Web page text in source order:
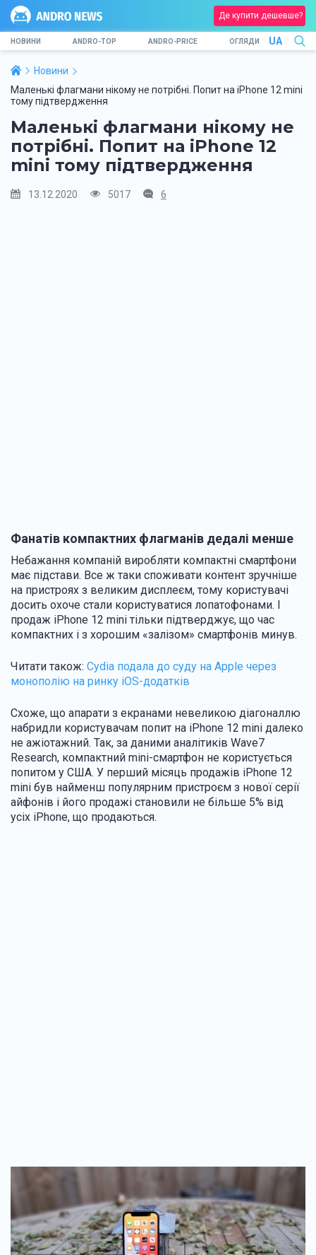
Де купити дешевше?
НОВИНИ ANDRO-TOP ANDRO-PRICE ОГЛЯДИ UA
Новини
Маленькі флагмани нікому не потрібні. Попит на iPhone 12 mini
тому підтвердження
Маленькі флагмани нікому не
потрібні. Попит на iPhone 12
mini тому підтвердження
13.12.2020 5017 6
Фанатів компактних флагманів дедалі менше
Небажання компаній виробляти компактні смартфони
має підстави. Все ж таки споживати контент зручніше
на пристроях з великим дисплеєм, тому користувачі
досить охоче стали користуватися лопатофонами. І
продаж iPhone 12 mini тільки підтверджує, що час
компактних і з хорошим «залізом» смартфонів минув.
Читати також: Cydia подала до суду на Apple через
монополію на ринку iOS-додатків
Схоже, що апарати з екранами невеликою діагоналлю
набридли користувачам попит на iPhone 12 mini далеко
не ажіотажний. Так, за даними аналітиків Wave7
Research, компактний mini-смартфон не користується
попитом у США. У перший місяць продажів iPhone 12
mini був найменш популярним пристроєм з нової серії
айфонів і його продажі становили не більше 5% від
усіх iPhone, що продаються.